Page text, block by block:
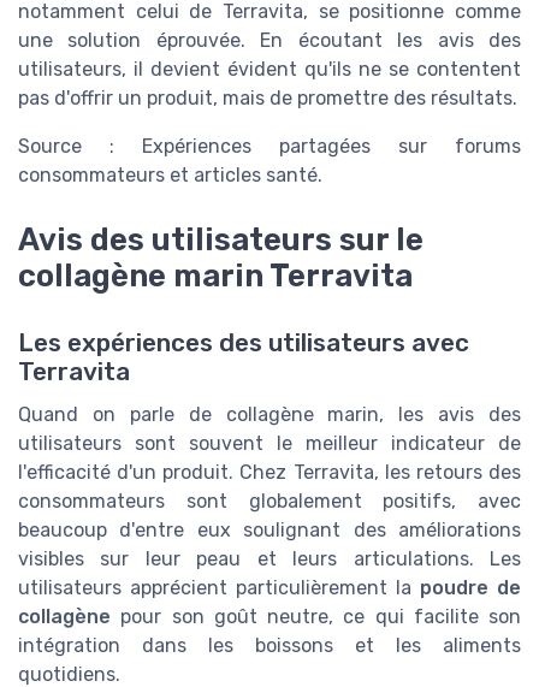
notamment celui de Terravita, se positionne comme
une solution éprouvée. En écoutant les avis des
utilisateurs, il devient évident qu'ils ne se contentent
pas d'offrir un produit, mais de promettre des résultats.
Source : Expériences partagées sur forums
consommateurs et articles santé.
Avis des utilisateurs sur le
collagène marin Terravita
Les expériences des utilisateurs avec
Terravita
Quand on parle de collagène marin, les avis des
utilisateurs sont souvent le meilleur indicateur de
l'efficacité d'un produit. Chez Terravita, les retours des
consommateurs sont globalement positifs, avec
beaucoup d'entre eux soulignant des améliorations
visibles sur leur peau et leurs articulations. Les
utilisateurs apprécient particulièrement la poudre de
collagène pour son goût neutre, ce qui facilite son
intégration dans les boissons et les aliments
quotidiens.